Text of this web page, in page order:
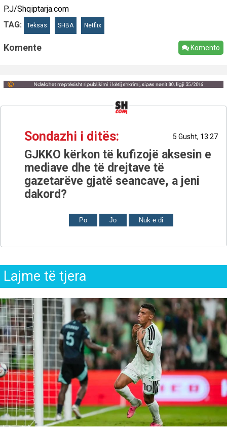
P.J/Shqiptarja.com
TAG:
Teksas SHBA Netflix
Komente Komento
Sondazhi i ditës: 5 Gusht, 13:27
GJKKO kërkon të kufizojë aksesin e
mediave dhe të drejtave të
gazetarëve gjatë seancave, a jeni
dakord?
Po Jo Nuk e di
Lajme të tjera